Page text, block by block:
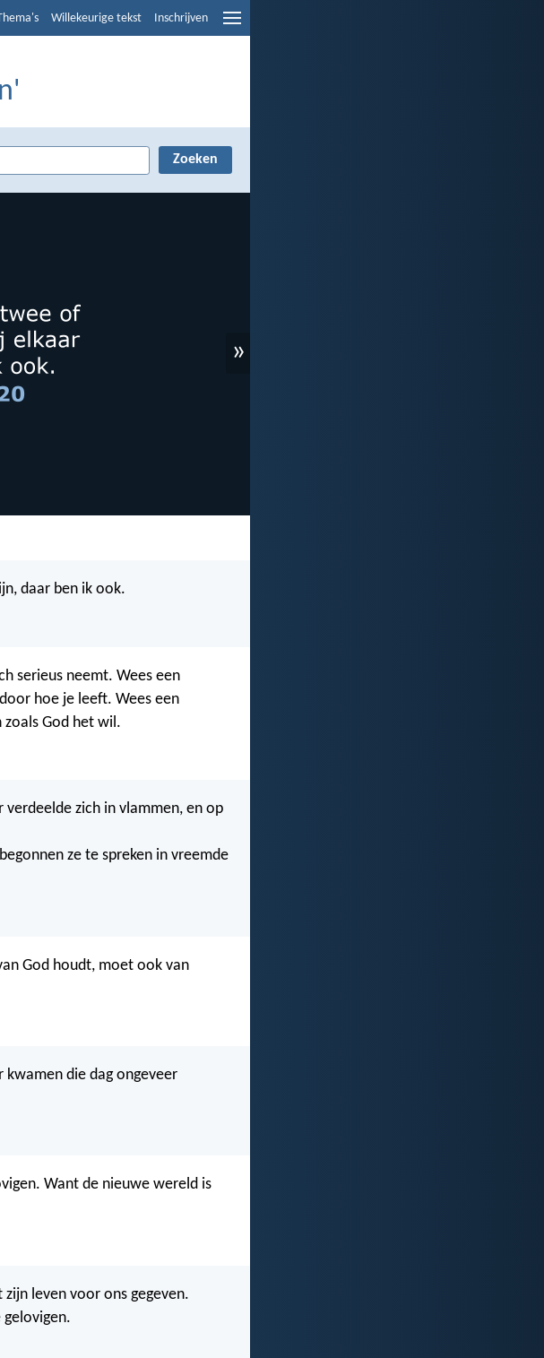
Willekeurige tekst Inschrijven
»
daar ben ik ook.
serieus neemt. Wees een
hoe je leeft. Wees een
God het wil.
zich in vlammen, en op
ze te spreken in vreemde
God houdt, moet ook van
kwamen die dag ongeveer
Want de nieuwe wereld is
leven voor ons gegeven.